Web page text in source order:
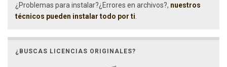
¿Problemas para instalar?¿Errores en archivos?, nuestros
técnicos pueden instalar todo por ti
¿BUSCAS LICENCIAS ORIGINALES?